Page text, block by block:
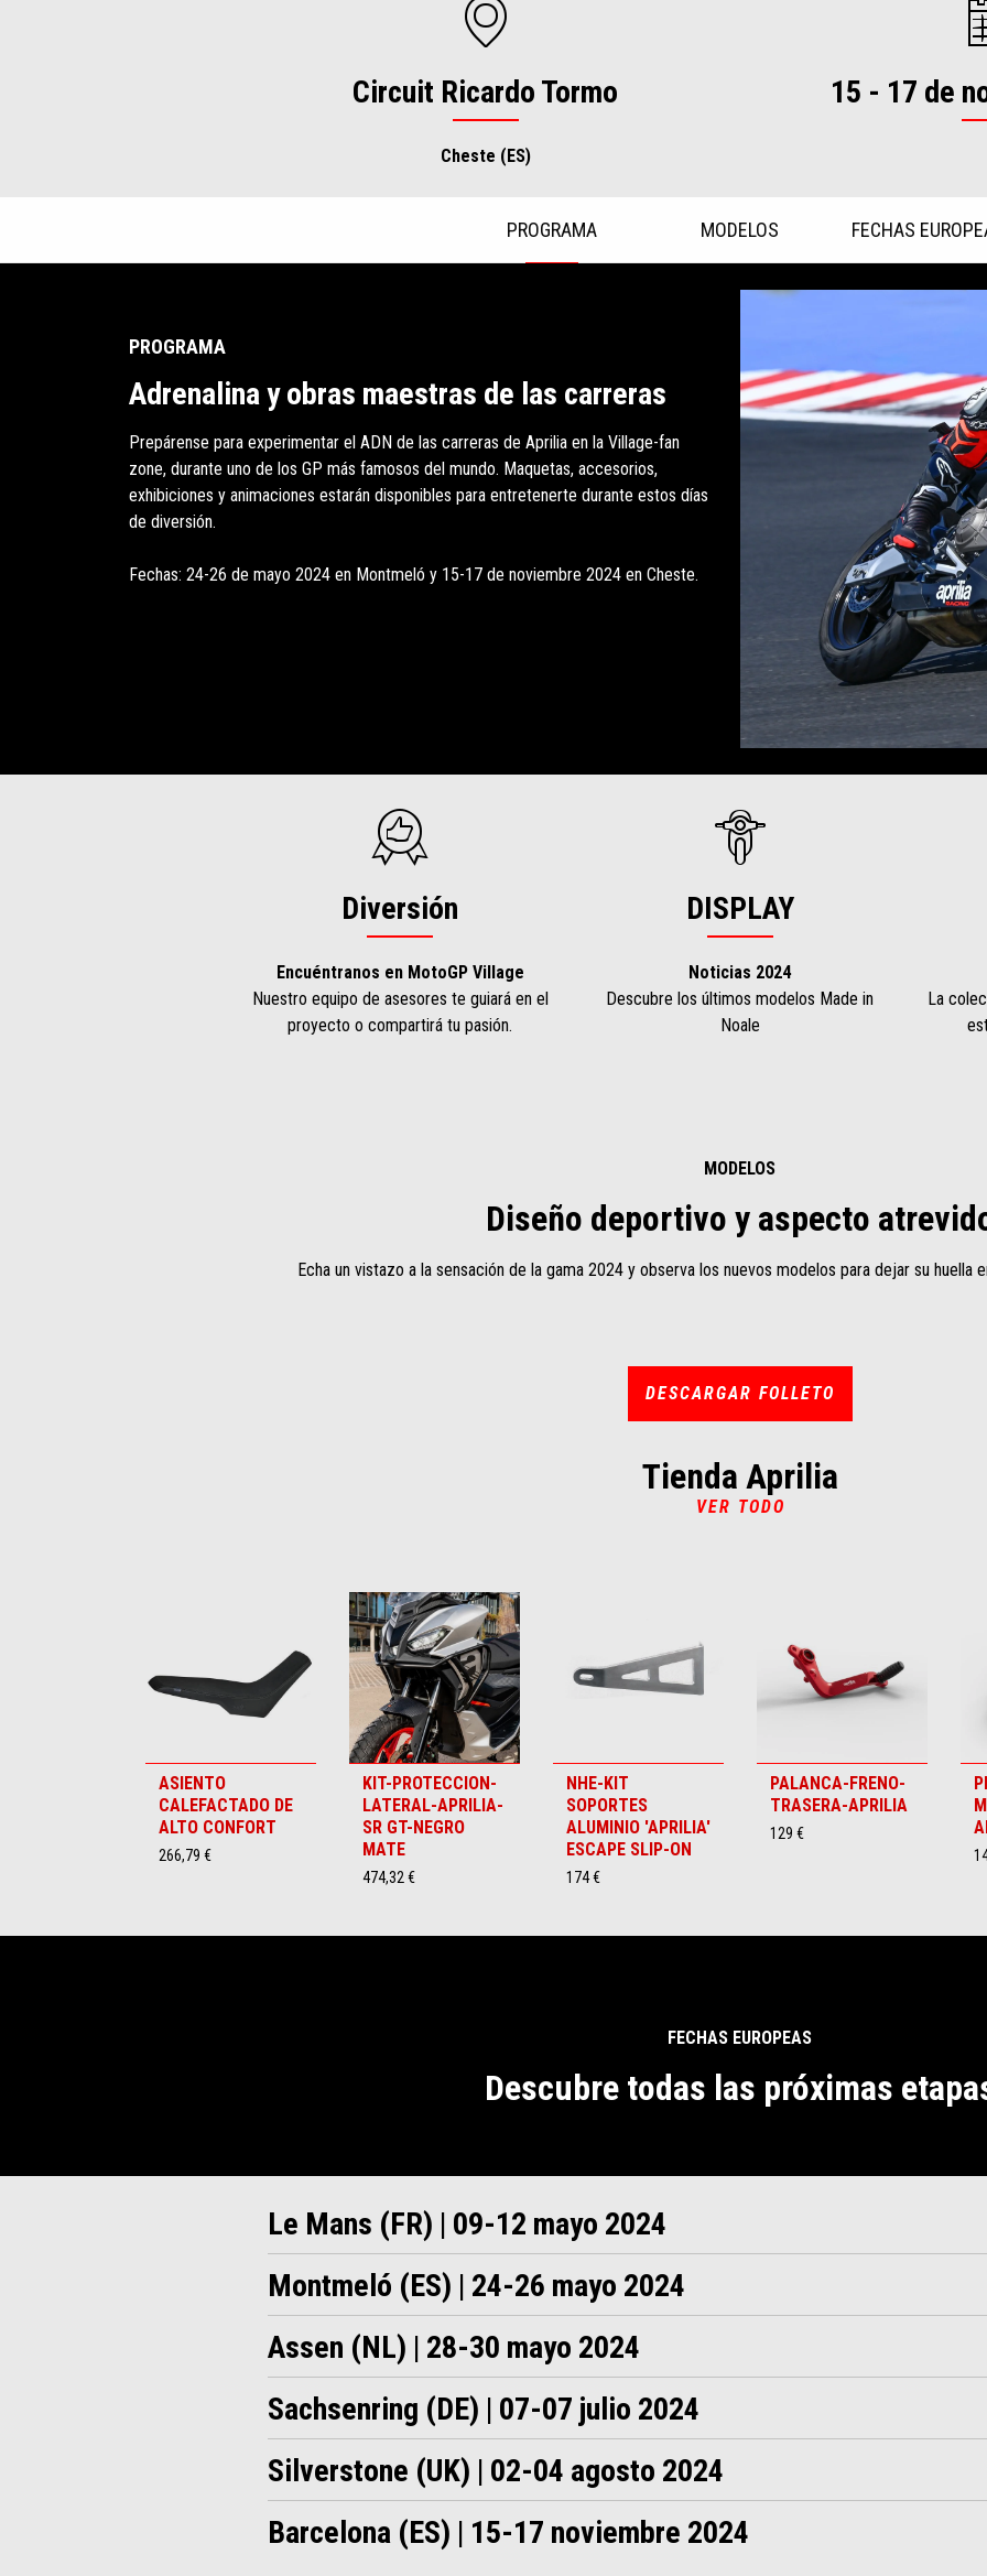
Circuit Ricardo Tormo
Cheste (ES)
15 - 17 de
PROGRAMA MODELOS FECHAS
Item
PROGRAMA
Adrenalina y obras maestras de las carreras
Prepárense para experimentar el ADN de las carreras de Aprilia en la Village-fan
zone, durante uno de los GP más famosos del mundo. Maquetas, accesorios,
exhibiciones y animaciones estarán disponibles para entretenerte durante estos días
de diversión.
Fechas: 24-26 de mayo 2024 en Montmeló y 15-17 de noviembre 2024 en Cheste.
Diversión
Encuéntranos en MotoGP Village
Nuestro equipo de asesores te guiará en el
proyecto o compartirá tu pasión.
DISPLAY
Noticias 2024
Descubre los últimos modelos Made in
Noale
La
MODELOS
Diseño deportivo y aspecto
Echa un vistazo a la sensación de la gama 2024 y observa los nuevos modelos para dejar su huella
DESCARGAR FOLLETO
Tienda Aprilia
VER TODO
ASIENTO
CALEFACTADO DE
ALTO CONFORT
266,79 €
KIT-PROTECCION-
LATERAL-APRILIA-
SR GT-NEGRO
MATE
474,32 €
NHE-KIT
SOPORTES
ALUMINIO 'APRILIA'
ESCAPE SLIP-ON
174 €
PALANCA-FRENO-
TRASERA-APRILIA
129 €
FECHAS EUROPEAS
Descubre todas las próximas
Le Mans (FR) | 09-12 mayo 2024
Montmeló (ES) | 24-26 mayo 2024
Assen (NL) | 28-30 mayo 2024
Sachsenring (DE) | 07-07 julio 2024
Silverstone (UK) | 02-04 agosto 2024
Barcelona (ES) | 15-17 noviembre 2024